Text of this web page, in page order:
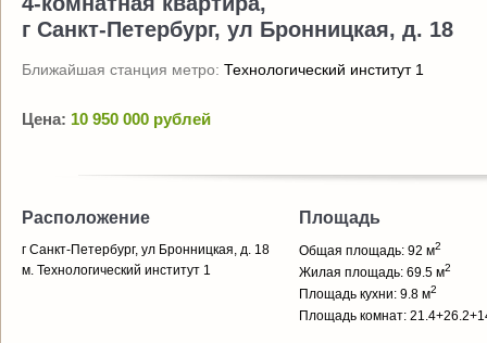
г Санкт-Петербург, ул Бронницкая, д. 18
Ближайшая станция метро: Технологический институт 1
Цена: 10 950 000 рублей
Расположение
г Санкт-Петербург, ул Бронницкая, д. 18
м. Технологический институт 1
Площадь
Общая площадь: 92 м2
Жилая площадь: 69.5 м2
Площадь кухни: 9.8 м2
Площадь комнат: